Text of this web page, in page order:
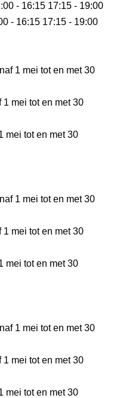
- 16:15 17:15 - 19:00
- 16:15 17:15 - 19:00
1 mei tot en met 30
mei tot en met 30
mei tot en met 30
1 mei tot en met 30
mei tot en met 30
mei tot en met 30
1 mei tot en met 30
mei tot en met 30
mei tot en met 30